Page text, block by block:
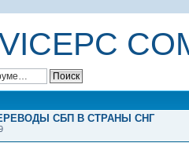
СБП В СТРАНЫ СНГ